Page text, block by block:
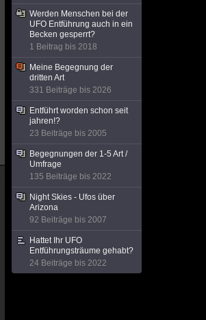
Werden Menschen bei der
UFO Entführung auch in ein
Becken gesperrt?
1 Beitrag bis 2018
Meine Begegnung der
dritten Art
331 Beiträge bis 2026
Entführt worden schon seit
jahren!?
23 Beiträge bis 2005
Begegnungen der 1-5 Art /
Umfrage
135 Beiträge bis 2022
Night Skies - Ufos über
Arizona
92 Beiträge bis 2007
Hattet Ihr UFO
Entführungsträume gehabt?
24 Beiträge bis 2022